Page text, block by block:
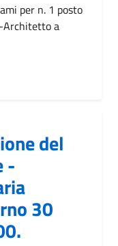
per n. 1 posto
Architetto a
del
-
30